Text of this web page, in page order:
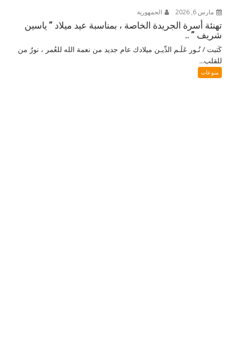
مارس 6, 2026 الجمهورية
تهنئة أسرة الجريدة الخاصة ، بمناسبة عيد ميلاد ” ياسين
شريف ” ..
كَتبت / نُـور عَلَـم الدِّيـن ميلادك عام جديد من نعمة الله للعُمر ، نورٌ من
للقلب...
منوعات